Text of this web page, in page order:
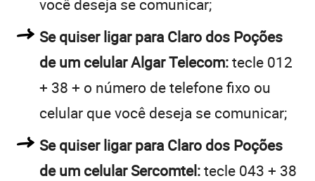
você deseja se comunicar;
Se quiser ligar para Claro dos Poções
de um celular Algar Telecom:tecle 012
+ 38 + o número de telefone fixo ou
celular que você deseja se comunicar;
Se quiser ligar para Claro dos Poções
de um celular Sercomtel:tecle 043 + 38